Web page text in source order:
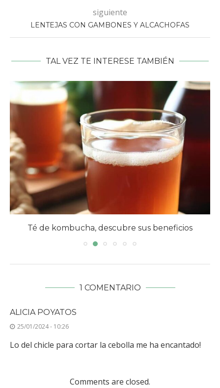
siguiente
LENTEJAS CON GAMBONES Y ALCACHOFAS
TAL VEZ TE INTERESE TAMBIÉN
Té de kombucha, descubre sus beneficios
1 COMENTARIO
ALICIA POYATOS
25/01/2024 - 10:26
Lo del chicle para cortar la cebolla me ha encantado!
Comments are closed.